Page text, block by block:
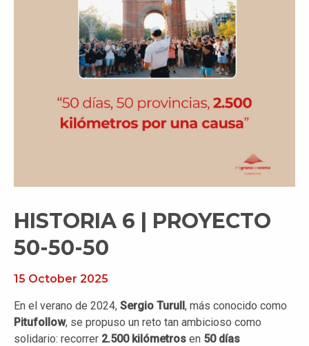
HISTORIA 6 | PROYECTO
50-50-50
15 October 2025
En el verano de 2024, Sergio Turull, más conocido como
Pitufollow, se propuso un reto tan ambicioso como
solidario: recorrer 2.500 kilómetros en 50 días